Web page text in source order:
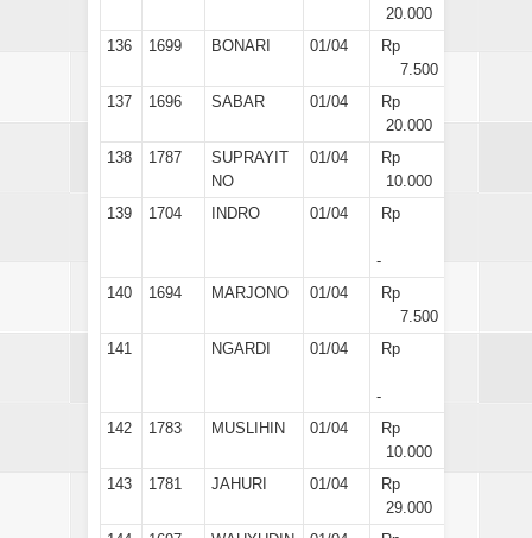
20.000
136
1699 BONARI 01/04
Rp
7.500
137
1696 SABAR 01/04
Rp
20.000
138
1787
SUPRAYIT
NO
01/04
Rp
10.000
139
1704 INDRO 01/04 Rp
-
140
1694 MARJONO 01/04
Rp
7.500
141
NGARDI 01/04 Rp
-
142
1783 MUSLIHIN 01/04
Rp
10.000
143
1781 JAHURI 01/04
Rp
29.000